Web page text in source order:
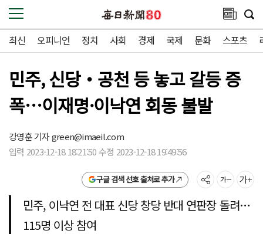
최신 오피니언 정치 사회 경제 국제 문화 스포츠
민주, 신당‧공천 등 놓고 갈등 증
폭…이재명·이낙연 회동 불발
강영훈 기자green@imaeil.com
입력 2023-12-18 18:21:50 수정 2023-12-18 19:49:56
구글 검색 선호 출처로 추가
민주, 이낙연 전 대표 신당 창당 반대 연판장 돌려…
115명 이상 참여